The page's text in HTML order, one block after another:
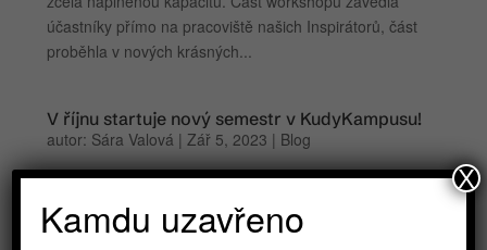
účastníky přímo na pracoviště našich Inspirátorů, část
proběhla v nových krásných...
V říjnu startuje nový semestr v KudyKampusu!
autor: Sára Valová |Zář 5, 2023 | Blog
splín. Léto odchází, teploty klesají, slunce zapadá
dříve… už to na tebe leze? Říkáš, že ano? Tak
Kamdu uzavřeno
X